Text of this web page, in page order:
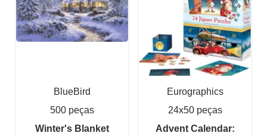
BlueBird
500 peças
Winter's Blanket
Eurographics
24x50 peças
Advent Calendar: